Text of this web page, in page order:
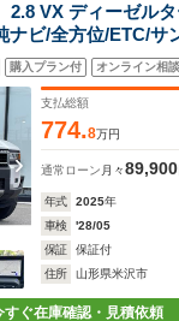
VX ディーゼル
ナビ/全方位/ETC/サ
ット/デジタルイン
ー/エアシート/純正
購入プラン付 オンライン相
支払総額
774.8万円
通常ローン 月々89,900
年式 2025年
車検
'28/05
保証
保証付
住所
山形県米沢市
すぐ在庫確認・見積依頼